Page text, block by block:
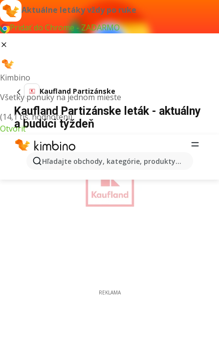
Aktuálne letáky vždy po ruke
Pridať do Chrome - ZADARMO
Kimbino
Všetky ponuky na jednom mieste
(14,1 tis. hodnotení)
Otvoriť
Hľadajte obchody, kategórie, produkty...
Kaufland Partizánske
Kaufland Partizánske leták - aktuálny
a budúci týždeň
REKLAMA